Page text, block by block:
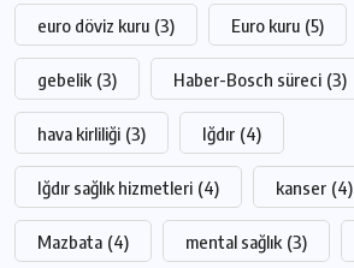
euro döviz kuru (3) Euro kuru (5)
gebelik (3) Haber-Bosch süreci (3)
hava kirliliği (3) Iğdır (4)
Iğdır sağlık hizmetleri (4) kanser (4)
Mazbata (4) mental sağlık (3)